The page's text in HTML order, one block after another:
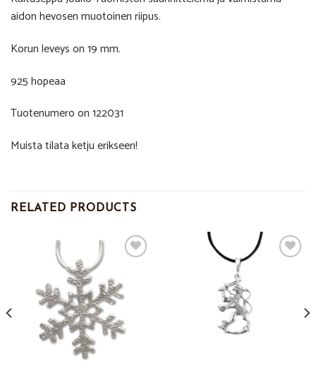
aidon hevosen muotoinen riipus.
Korun leveys on 19 mm.
925 hopeaa
Tuotenumero on 122031
Muista tilata ketju erikseen!
RELATED PRODUCTS
Add to
Wishlist